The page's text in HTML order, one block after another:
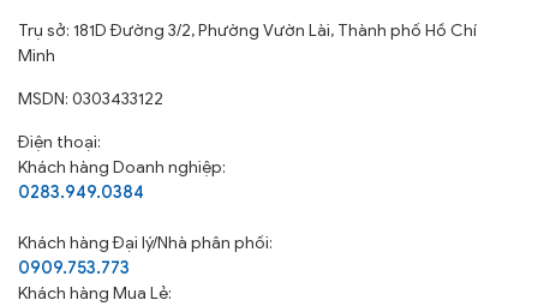
Trụ sở: 181D Đường 3/2, Phường Vườn Lài, Thành phố Hồ Chí
Minh
MSDN: 0303433122
Điện thoại:
Khách hàng Doanh nghiệp:
0283.949.0384
Khách hàngĐại lý/Nhà phân phối:
0909.753.773
Khách hàng Mua Lẻ: